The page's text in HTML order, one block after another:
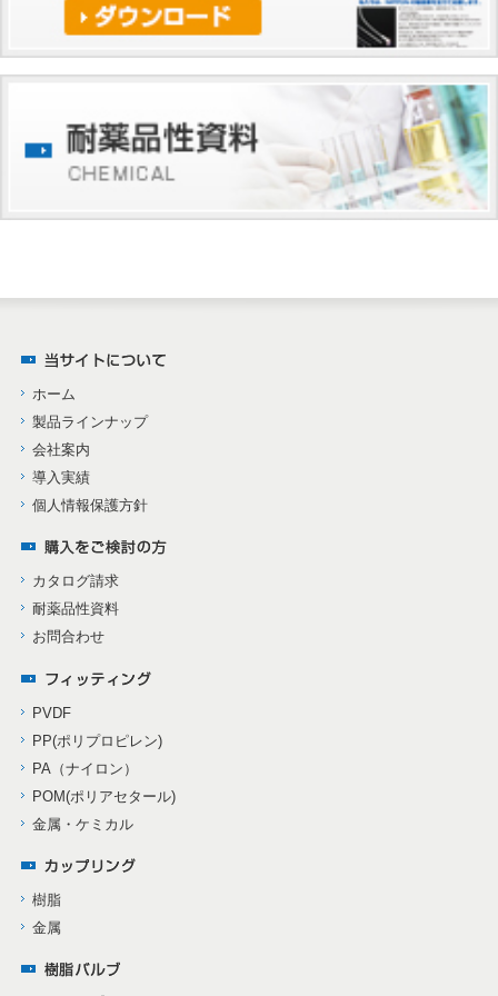
ホーム
製品ラインナップ
会社案内
導入実績
個人情報保護方針
カタログ請求
耐薬品性資料
お問合わせ
PVDF
PP(ポリプロピレン)
PA（ナイロン）
POM(ポリアセタール)
金属・ケミカル
樹脂
金属